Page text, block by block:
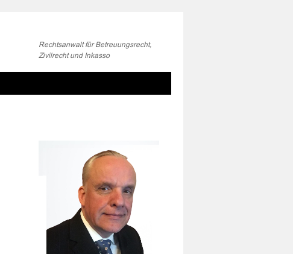
Rechtsanwalt für Betreuungsrecht,
Zivilrecht und Inkasso